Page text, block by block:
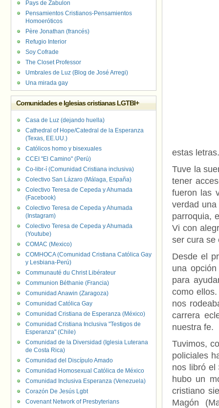
estas letras.
Tuve la
tener
fueron las
verdad
parroquia,
Vi con
ser cura se
Desde el
una
para
como
nos
carrera
nuestra fe.
Tuvimos,
policiales
nos libró el
hubo un
cristiano
Magón
Pays de Zabulon
Pensamientos Cristianos-Pensamientos
Homoeróticos
Père Jonathan (francés)
Refugio Interior
Soy Cofrade
The Closet Professor
Umbrales de Luz (Blog de José Arregi)
Una mirada gay
Comunidades e Iglesias cristianas LGTBI+
Casa de Luz (dejando huella)
Cathedral of Hope/Catedral de la Esperanza
(Texas, EE.UU.)
Católicos homo y bisexuales
CCEI "El Camino" (Perú)
Co-libr-í (Comunidad Cristiana inclusiva)
Colectivo San Lázaro (Málaga, España)
Colectivo Teresa de Cepeda y Ahumada
(Facebook)
Colectivo Teresa de Cepeda y Ahumada
(Instagram)
Colectivo Teresa de Cepeda y Ahumada
(Youtube)
COMAC (Mexico)
COMHOCA (Comunidad Cristiana Católica Gay
y Lesbiana-Perú)
Communauté du Christ Libérateur
Communion Béthanie (Francia)
Comunidad Anawin (Zaragoza)
Comunidad Católica Gay
Comunidad Cristiana de Esperanza (México)
Comunidad Cristiana Inclusiva "Testigos de
Esperanza" (Chile)
Comunidad de la Diversidad (Iglesia Luterana
de Costa Rica)
Comunidad del Discípulo Amado
Comunidad Homosexual Católica de México
Comunidad Inclusiva Esperanza (Venezuela)
Corazón De Jesús Lgbt
Covenant Network of Presbyterians